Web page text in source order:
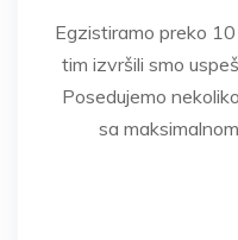
Egzistiramo preko
tim izvršili smo
Posedujemo
sa